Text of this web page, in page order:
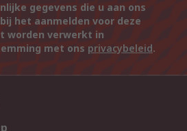
gegevens die u aan ons
het aanmelden voor deze
worden verwerkt in
met ons privacybeleid.